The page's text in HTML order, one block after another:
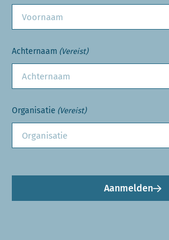
Achternaam (Vereist)
Organisatie (Vereist)
Aanmelden